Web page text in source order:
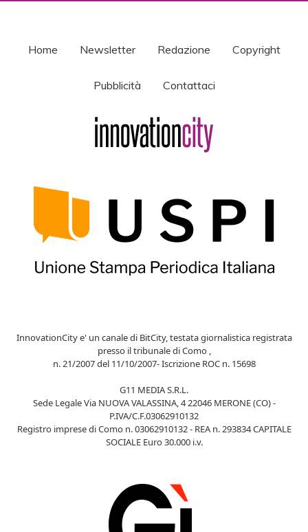
Home Newsletter Redazione Copyright
Pubblicità Contattaci
InnovationCity e' un canale di BitCity, testata giornalistica registrata
presso il tribunale di Como ,
n. 21/2007 del 11/10/2007- Iscrizione ROC n. 15698
G11 MEDIA S.R.L.
Sede Legale Via NUOVA VALASSINA, 4 22046 MERONE (CO) -
P.IVA/C.F.03062910132
Registro imprese di Como n. 03062910132 - REA n. 293834 CAPITALE
SOCIALE Euro 30.000 i.v.